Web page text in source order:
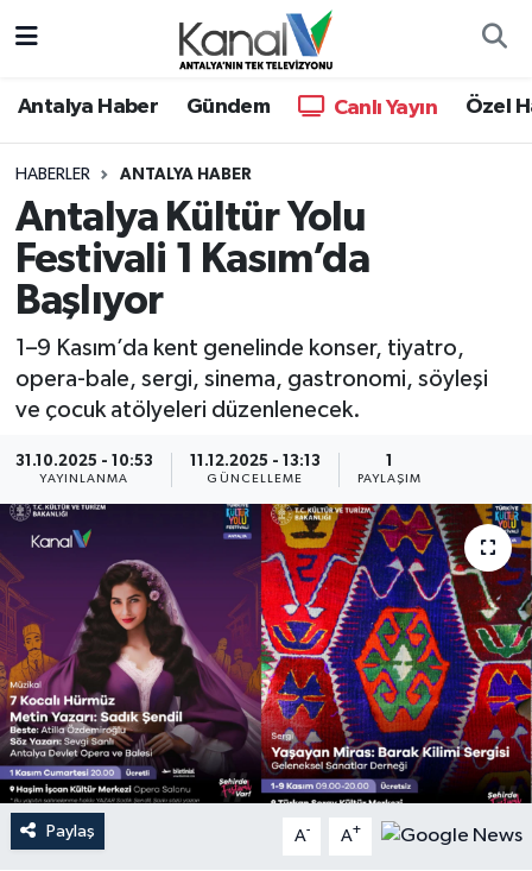
Antalya Haber Gündem Canlı Yayın Özel
HABERLER ANTALYA HABER
Antalya Kültür Yolu
Festivali 1 Kasım’da
Başlıyor
1–9 Kasım’da kent genelinde konser, tiyatro,
opera-bale, sergi, sinema, gastronomi, söyleşi
ve çocuk atölyeleri düzenlenecek.
31.10.2025 - 10:53
YAYINLANMA
11.12.2025 - 13:13
GÜNCELLEME
1
PAYLAŞIM
Paylaş A- A+
Antalya Haber
Dünya
Eğitim
Gündem
Günün Manşetleri
Haber Kuşakları
Haberler
KANALV Spor
Kültür Sanat
Magazin
Öğle Bülteni
Hava Durumu
Trafik Durumu
Süper Lig Puan Durumu ve Fikstür
Son Dakika Haberleri
Haber Arşivi